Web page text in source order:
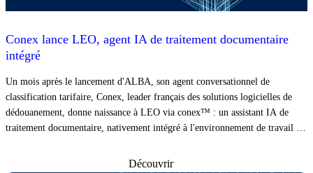
Conex lance LEO, agent IA de traitement documentaire
intégré
Un mois après le lancement d'ALBA, son agent conversationnel de
classification tarifaire, Conex, leader français des solutions logicielles de
dédouanement, donne naissance à LEO via conex™ : un assistant IA de
traitement documentaire, nativement intégré à l'environnement de travail du
Découvrir